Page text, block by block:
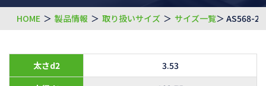
HOME ＞ 製品情報 ＞ 取り扱いサイズ ＞ サイズ一覧＞ AS568-
太さd2
3.53